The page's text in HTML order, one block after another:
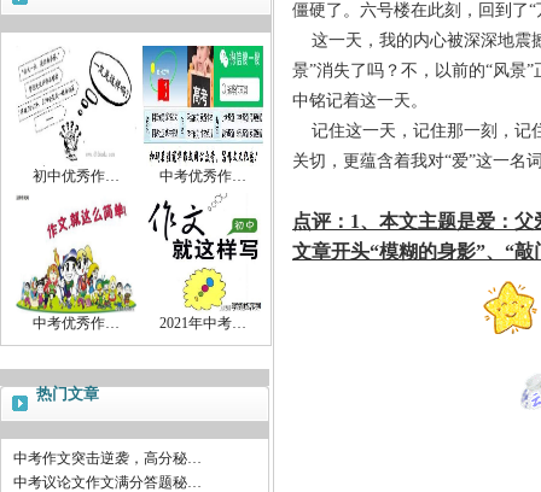
初中优秀作… 中考优秀作…
中考优秀作… 2021年中考…
热门文章
中考作文突击逆袭，高分秘…
中考议论文作文满分答题秘…
僵硬了。六号楼在此刻，回到了
这一天，我的内心被深深地震
景”消失了吗？不，以前的“风景
中铭记着这一天。
记住这一天，记住那一刻，记
关切，更蕴含着我对“爱”这一名
点评： 1、本文主题是爱：
文章开头“模糊的身影”、“